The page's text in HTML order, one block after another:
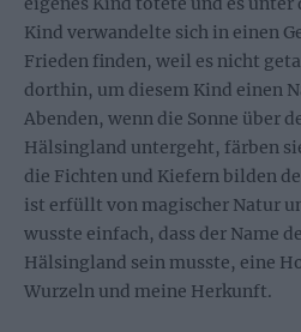
Kind verwandelte sich in einen
Frieden finden, weil es nicht
dorthin, um diesem Kind einen
Abenden, wenn die Sonne über
Hälsingland untergeht, färben
die Fichten und Kiefern bilden
ist erfüllt von magischer Natur
wusste einfach, dass der Name
Hälsingland sein musste, eine
Wurzeln und meine Herkunft.